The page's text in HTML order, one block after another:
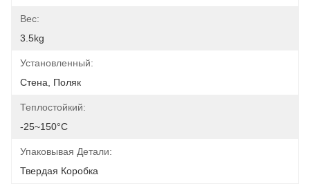
Вес:
3.5kg
Установленный:
Стена, Поляк
Теплостойкий:
-25~150°C
Упаковывая Детали:
Твердая Коробка